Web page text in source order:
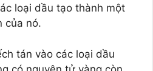
loại dầu tạo thành một
của nó.
tán vào các loại dầu